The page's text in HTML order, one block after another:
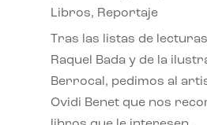
Libros, Reportaje
Tras las listas de
Raquel Bada y de la
Berrocal, pedimos al
Ovidi Benet que nos